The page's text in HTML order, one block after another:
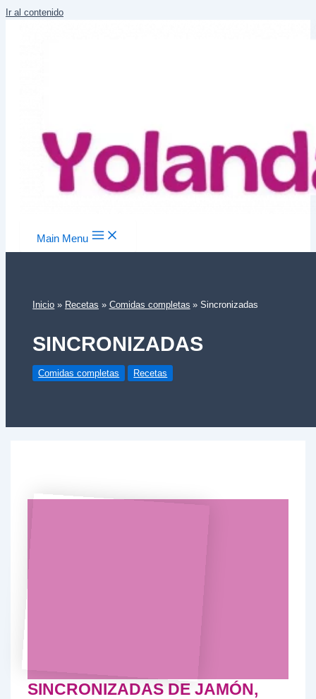
Ir al contenido
Main Menu
Inicio Recetas Comidas completas Sincronizadas
SINCRONIZADAS
Comidas completas Recetas
SINCRONIZADAS DE JAMÓN,